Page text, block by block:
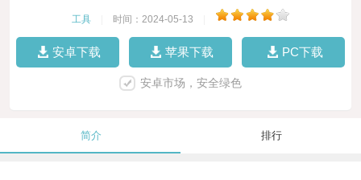
工具 时间：2024-05-13
安卓下载 苹果下载 PC下载
安卓市场，安全绿色
简介 排行